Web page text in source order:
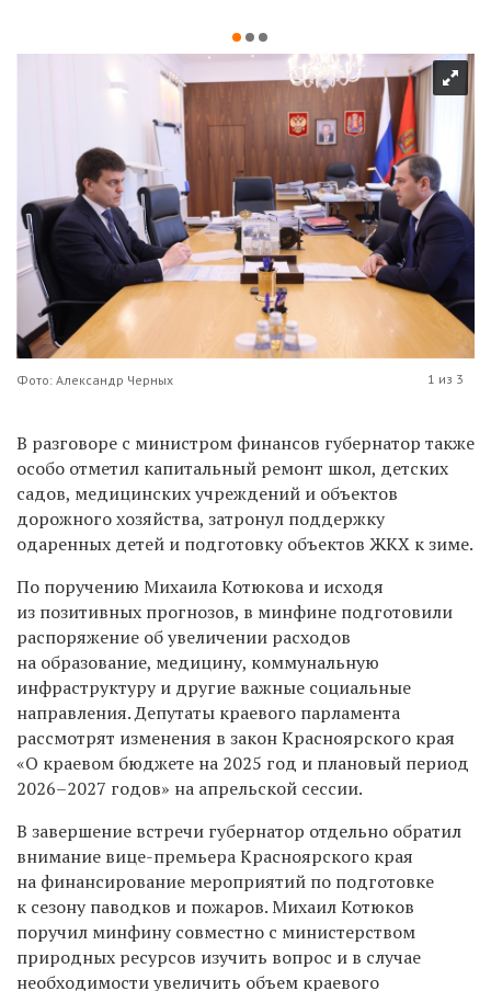
Фото: Александр Черных 1 из 3
В разговоре с министром финансов губернатор также
особо отметил капитальный ремонт школ, детских
садов, медицинских учреждений и объектов
дорожного хозяйства, затронул поддержку
одаренных детей и подготовку объектов ЖКХ к зиме.
По поручению Михаила Котюкова и исходя
из позитивных прогнозов, в минфине подготовили
распоряжение об увеличении расходов
на образование, медицину, коммунальную
инфраструктуру и другие важные социальные
направления. Депутаты краевого парламента
рассмотрят изменения в закон Красноярского края
«О краевом бюджете на 2025 год и плановый период
2026–2027 годов» на апрельской сессии.
В завершение встречи губернатор отдельно обратил
внимание вице-премьера Красноярского края
на финансирование мероприятий по подготовке
к сезону паводков и пожаров. Михаил Котюков
поручил минфину совместно с министерством
природных ресурсов изучить вопрос и в случае
необходимости увеличить объем краевого